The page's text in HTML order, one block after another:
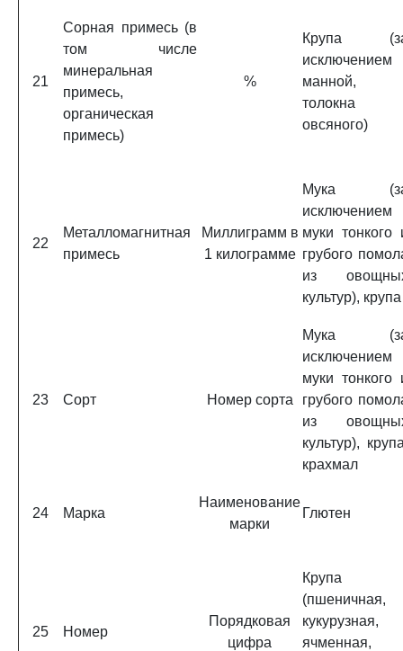
21
Сорная примесь (в
том числе
минеральная
примесь,
органическая
примесь)
%
Крупа
исключением
манной,
толокна
овсяного)
22
Металломагнитная
примесь
Миллиграмм в
1 килограмме
Мука
исключением
муки тонкого
грубого
из
культур), крупа
23 Сорт Номер сорта
Мука
исключением
муки тонкого
грубого
из
культур),
крахмал
24 Марка
Наименование
марки
Глютен
25 Номер
Порядковая
цифра
Крупа
(пшеничная,
кукурузная,
ячменная,